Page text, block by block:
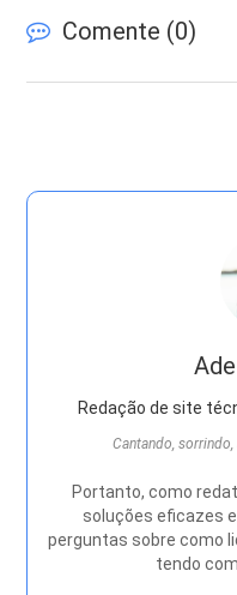
Comente (0)
Redação de site
Cantando,
Portanto, como
soluções eficazes
perguntas sobre como
tendo